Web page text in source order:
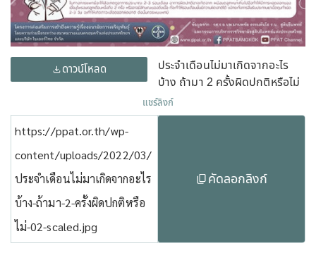
ดาวน์โหลด
ประจำเดือนไม่มาเกิดจากอะไร
บ้าง ถ้ามา 2 ครั้งผิดปกติหรือไม่
แชร์ลิงก์
https://ppat.or.th/wp-
content/uploads/2022/03/
ประจำเดือนไม่มาเกิดจากอะไร
บ้าง-ถ้ามา-2-ครั้งผิดปกติหรือ
ไม่-02-scaled.jpg
คัดลอกลิงก์